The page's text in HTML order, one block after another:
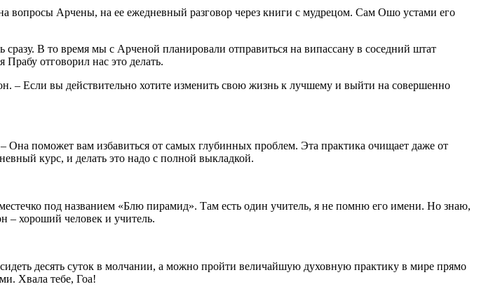
вопросы Арчены, на ее ежедневный разговор через книги с мудрецом. Сам Ошо устами его
В то время мы с Арченой планировали отправиться на випассану в соседний штат
отговорил нас это делать.
– Если вы действительно хотите изменить свою жизнь к лучшему и выйти на совершенно
Она поможет вам избавиться от самых глубинных проблем. Эта практика очищает даже от
курс, и делать это надо с полной выкладкой.
под названием «Блю пирамид». Там есть один учитель, я не помню его имени. Но знаю,
– хороший человек и учитель.
десять суток в молчании, а можно пройти величайшую духовную практику в мире прямо
Хвала тебе, Гоа!